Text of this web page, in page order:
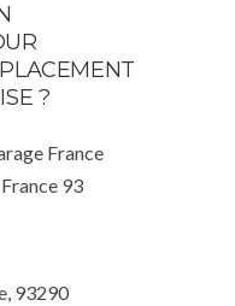
?
France
93
93290